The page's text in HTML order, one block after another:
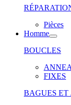
Pièces
Homme
BOUCLES
FIXES
BAGUES ET